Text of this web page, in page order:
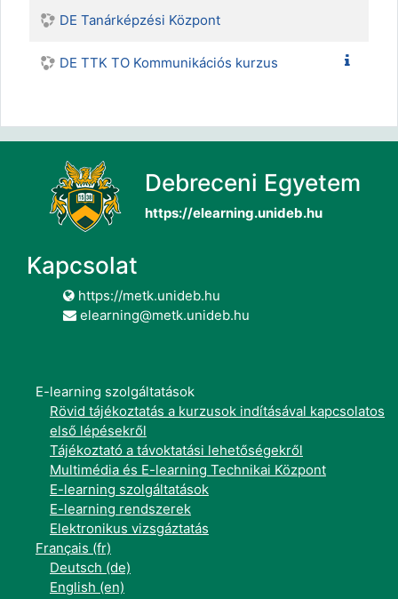
DE Tanárképzési Központ
DE TTK TO Kommunikációs kurzus
Debreceni Egyetem
https://elearning.unideb.hu
Kapcsolat
https://metk.unideb.hu
elearning@metk.unideb.hu
E-learning szolgáltatások
Rövid tájékoztatás a kurzusok indításával kapcsolatos
első lépésekről
Tájékoztató a távoktatási lehetőségekről
Multimédia és E-learning Technikai Központ
E-learning szolgáltatások
E-learning rendszerek
Elektronikus vizsgáztatás
Français ‎(fr)‎
Deutsch ‎(de)‎
English ‎(en)‎